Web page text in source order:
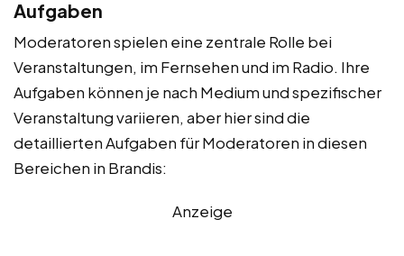
Aufgaben
Moderatoren spielen eine zentrale Rolle bei
Veranstaltungen, im Fernsehen und im Radio. Ihre
Aufgaben können je nach Medium und spezifischer
Veranstaltung variieren, aber hier sind die
detaillierten Aufgaben für Moderatoren in diesen
Bereichen in Brandis:
Anzeige